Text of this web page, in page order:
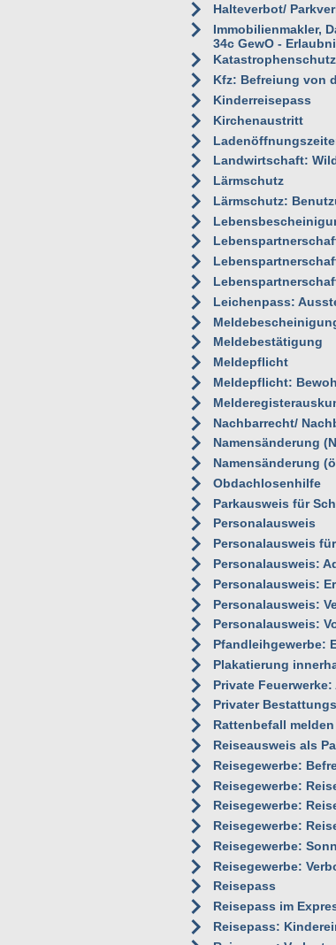
Halteverbot/
Immobilienmakler,
34c GewO -
Katastrophenschutz
Kfz: Befreiung von
Kinderreisepass
Kirchenaustritt
Landwirtschaft:
Lärmschutz
Lärmschutz:
Leichenpass:
Meldebestätigung
Meldepflicht
Meldepflicht:
Nachbarrecht/
Namensänderung
Namensänderung
Obdachlosenhilfe
Parkausweis für
Personalausweis
Personalausweis
Personalausweis:
Personalausweis:
Personalausweis:
Personalausweis:
Pfandleihgewerbe:
Plakatierung
Private
Privater
Rattenbefall
Reiseausweis als
Reisegewerbe:
Reisegewerbe:
Reisegewerbe:
Reisegewerbe:
Reisegewerbe:
Reisegewerbe:
Reisepass
Reisepass im
Reisepass: